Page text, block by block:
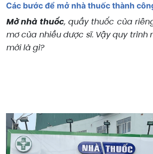
Các bước để mở nhà thuốc thành
Mở nhà thuốc, quầy thuốc của
mơ của nhiều dược sĩ. Vậy quy trình
mới là gì?